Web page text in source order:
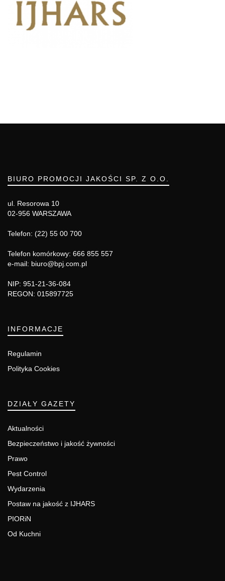
BIURO PROMOCJI JAKOŚCI SP. Z O.O.
ul. Resorowa 10
02-956 WARSZAWA
Telefon: (22) 55 00 700
Telefon komórkowy: 666 855 557
e-mail: biuro@bpj.com.pl
NIP: 951-21-36-084
REGON: 015897725
INFORMACJE
Regulamin
Polityka Cookies
DZIAŁY GAZETY
Aktualności
Bezpieczeństwo i jakość żywności
Prawo
Pest Control
Wydarzenia
Postaw na jakość z IJHARS
PIORiN
Od Kuchni